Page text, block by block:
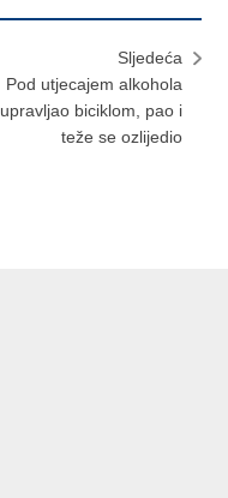
Sljedeća
Pod utjecajem alkohola
upravljao biciklom, pao i
teže se ozlijedio